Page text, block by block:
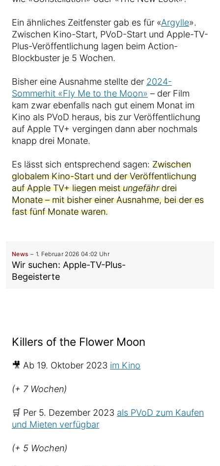
Ein ähnliches Zeitfenster gab es für «Argylle».
Zwischen Kino-Start, PVoD-Start und Apple-TV-
Plus-Veröffentlichung lagen beim Action-
Blockbuster je 5 Wochen.
Bisher eine Ausnahme stellte der 2024-
Sommerhit «Fly Me to the Moon» – der Film
kam zwar ebenfalls nach gut einem Monat im
Kino als PVoD heraus, bis zur Veröffentlichung
auf Apple TV+ vergingen dann aber nochmals
knapp drei Monate.
Es lässt sich entsprechend sagen: Zwischen
globalem Kino-Start und der Veröffentlichung
auf Apple TV+ liegen meistungefährdrei
Monate – mit bisher einer Ausnahme, bei der es
fast fünf Monate waren.
News 1. Februar 2026 04:02 Uhr
Wir suchen: Apple-TV-Plus-
Begeisterte
Killers of the Flower Moon
🎥 Ab 19. Oktober 2023 im Kino
(+ 7 Wochen)
🛒 Per 5. Dezember 2023 als PVoD zum Kaufen
und Mieten verfügbar
(+ 5 Wochen)